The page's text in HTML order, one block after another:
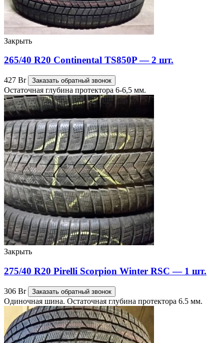
Закрыть
265/40 R20 Continental TS850P — 2 шт.
427 Br Заказать обратный звонок
Остаточная глубина протектора 6-6,5 мм.
Закрыть
275/40 R20 Pirelli Scorpion Winter RSC — 1 шт.
306 Br Заказать обратный звонок
Одиночная шина. Остаточная глубина протектора 6.5 мм.